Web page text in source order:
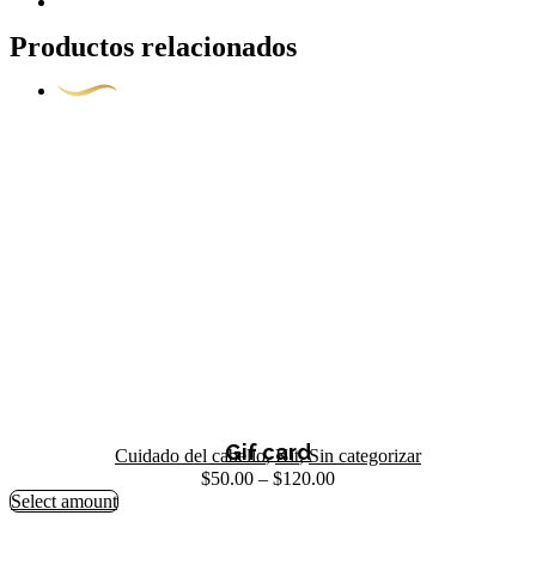
Productos relacionados
Gif card
Cuidado del cabello,Kit,Sin categorizar
$50.00 – $120.00
Select amountEste